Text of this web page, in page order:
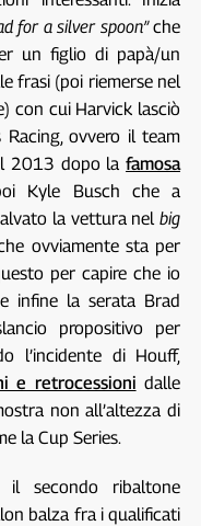
for a silver spoon”che
un figlio di papà/un
frasi (poi riemerse nel
con cui Harvick lasciò
Racing, ovvero il team
2013 dopo lafamosa
Kyle Busch che a
la vettura nelbig
che ovviamente sta per
per capire che io
infine la serata Brad
propositivo per
l’incidente di Houff,
e retrocessioni dalle
non all’altezza di
la Cup Series.
il secondo ribaltone
balza fra i qualificati